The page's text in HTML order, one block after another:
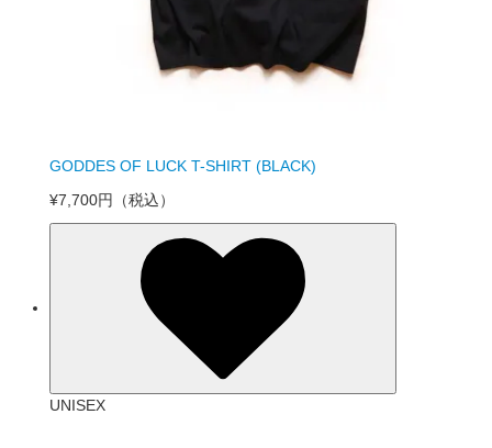
GODDES OF LUCK T-SHIRT (BLACK)
¥7,700円
（税込）
UNISEX